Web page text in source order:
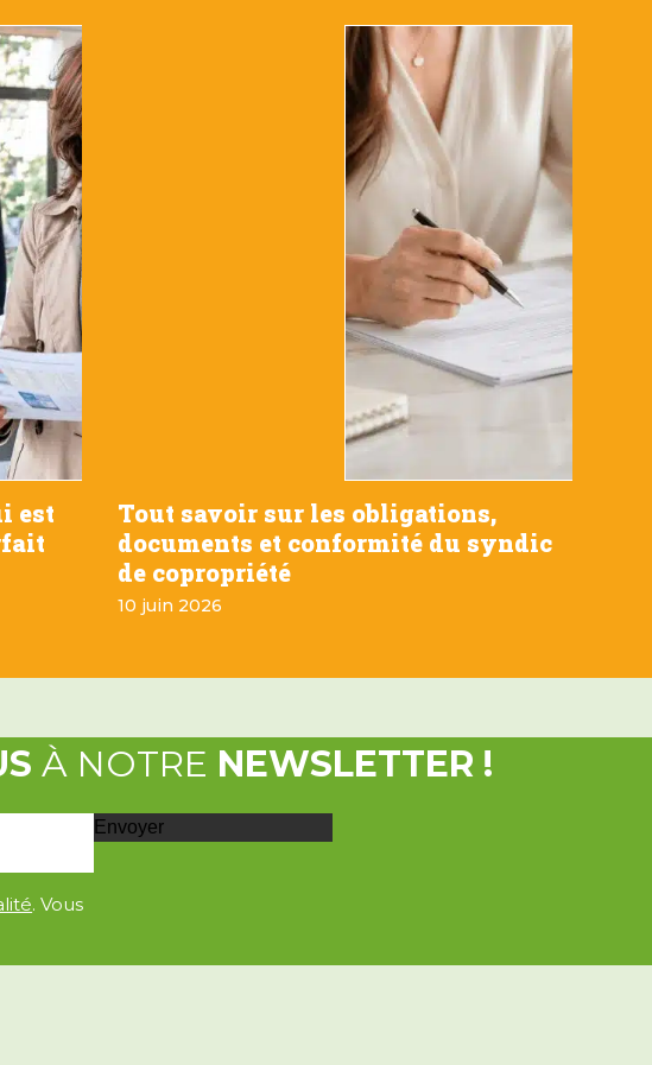
est
Tout savoir sur les obligations,
documents et conformité du syndic
de copropriété
10 juin 2026
À NOTRE NEWSLETTER !
. Vous
Envoyer